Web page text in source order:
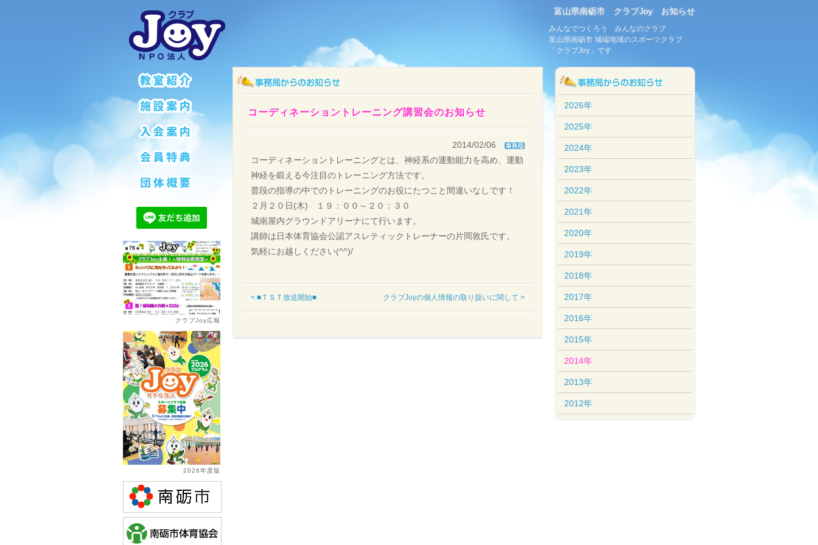
富山県南砺市 クラブJoy お知らせ
みんなでつくろう みんなのクラブ
富山県南砺市 城端地域のスポーツクラブ
「クラブJoy」です
コーディネーショントレーニング講習会のお知らせ
2014/02/06
コーディネーショントレーニングとは、神経系の運動能力を高め、運動
神経を鍛える今注目のトレーニング方法です。
普段の指導の中でのトレーニングのお役にたつこと間違いなしです！
２月２０日(木) １９：００～２０：３０
城南屋内グラウンドアリーナにて行います。
講師は日本体育協会公認アスレティックトレーナーの片岡敦氏です。
気軽にお越しください(^^)/
< ■ＴＳＴ放送開始■ クラブJoyの個人情報の取り扱いに関して >
クラブJoy広報
2026年度版
2026年
2025年
2024年
2023年
2022年
2021年
2020年
2019年
2018年
2017年
2016年
2015年
2014年
2013年
2012年